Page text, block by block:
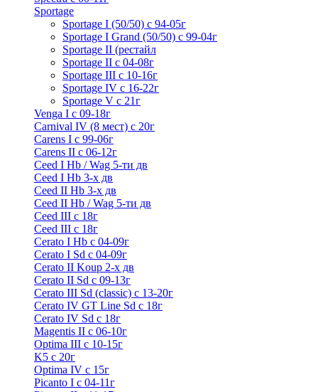
Sportage
Sportage I (50/50) с 94-05г
Sportage I Grand (50/50) с 99-04г
Sportage II (рестайл
Sportage II c 04-08г
Sportage III c 10-16г
Sportage IV с 16-22г
Sportage V с 21г
Venga I c 09-18г
Carnival IV (8 мест) с 20г
Carens I c 99-06г
Carens II c 06-12г
Ceed I Hb / Wag 5-ти дв
Ceed I Hb 3-х дв
Ceed II Hb 3-х дв
Ceed II Hb / Wag 5-ти дв
Ceed III с 18г
Ceed III с 18г
Cerato I Hb с 04-09г
Cerato I Sd с 04-09г
Cerato II Koup 2-х дв
Cerato II Sd c 09-13г
Cerato III Sd (classic) с 13-20г
Cerato IV GT Line Sd с 18г
Cerato IV Sd с 18г
Magentis II с 06-10г
Optima III с 10-15г
K5 с 20г
Optima IV с 15г
Picanto I с 04-11г